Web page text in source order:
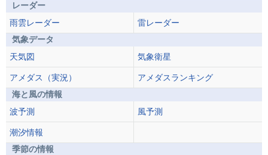
レーダー
雨雲レーダー
雷レーダー
気象データ
天気図
気象衛星
アメダス（実況）
アメダスランキング
海と風の情報
波予測
風予測
潮汐情報
季節の情報